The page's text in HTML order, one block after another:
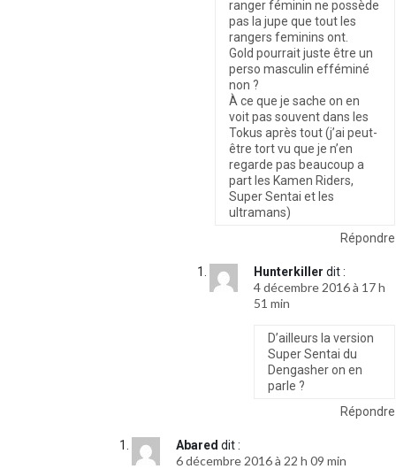
ranger féminin ne possède
pas la jupe que tout les
rangers feminins ont.
Gold pourrait juste être un
perso masculin efféminé
non ?
À ce que je sache on en
voit pas souvent dans les
Tokus après tout (j’ai peut-
être tort vu que je n’en
regarde pas beaucoup a
part les Kamen Riders,
Super Sentai et les
ultramans)
Répondre
Hunterkiller dit :
4 décembre 2016 à 17 h
51 min
D’ailleurs la version
Super Sentai du
Dengasher on en
parle ?
Répondre
Abared dit :
6 décembre 2016 à 22 h 09 min